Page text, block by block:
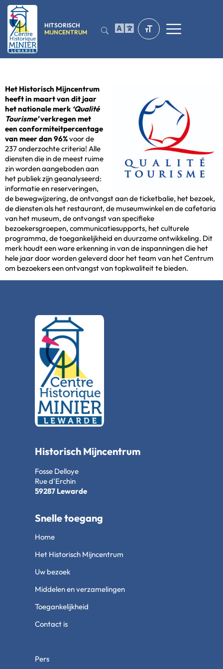
HITSORISCH
MIJNCENTRUM
Het Historisch Mijncentrum
heeft in maart van dit jaar
het nationale merk ‘Qualité
Tourisme’verkregen met
een conformiteitpercentage
van meerdan 96%voor de
237 onderzochte criteria! Alle
diensten die in de meest ruime
zin worden aangeboden aan
het publiek zijn geanalyseerd:
informatie en reserveringen,
de bewegwijzering, de ontvangst aan de ticketbalie, het bezoek,
de diensten als het restaurant, de museumwinkel en de cafetaria
van het museum, de ontvangst van specifieke
bezoekersgroepen, communicatiesupports, het culturele
programma, de toegankelijkheid en duurzame ontwikkeling. Dit
merk houdt een ware erkenning in van de inspanningen die het
hele jaar door worden geleverd door het team van het Centrum
om bezoekers een ontvangst van topkwaliteit te bieden.
Historisch Mijncentrum
Fosse Delloye
Rue d’Erchin
59287 Lewarde
Snelle toegang
Home
Het Historisch Mijncentrum
Uw bezoek
Middelen en verzamelingen
Toegankelijkheid
Contact is
Pers